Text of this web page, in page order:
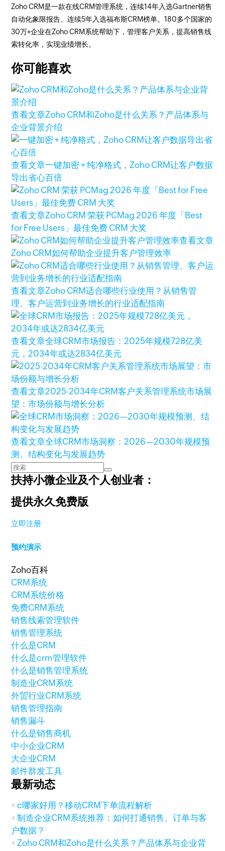
Zoho CRM是一款在线CRM管理系统，连续14年入选Gartner销售
自动化象限报告、连续5年入选福布斯CRM榜单。180多个国家的
30万+企业在Zoho CRM系统帮助下，管理客户关系，提高销售线
索转化率，实现业绩增长。
你可能喜欢
查看文章Zoho CRM和Zoho是什么关系？产品体系与
企业背景介绍
查看文章一键加密 + 纯净格式，Zoho CRM让客户数据
导出省心百倍
查看文章Zoho CRM 荣获 PCMag 2026 年度「Best
for Free Users」最佳免费 CRM 大奖
查看文章
Zoho CRM如何帮助企业提升客户管理效率
查看文章Zoho CRM适合哪些行业使用？从销售管
理、客户运营到业务增长的行业适配指南
查看文章全球CRM市场报告：2025年规模728亿美
元，2034年或达2834亿美元
查看文章2025-2034年CRM客户关系管理系统市场展
望：市场份额与增长分析
查看文章全球CRM市场洞察：2026—2030年规模预
测、结构变化与发展趋势
扶持小微企业及个人创业者：
提供永久免费版
立即注册
预约演示
Zoho百科
CRM系统
CRM系统价格
免费CRM系统
销售线索管理软件
销售管理系统
什么是CRM
什么是crm管理软件
什么是销售管理系统
制造业CRM系统
外贸行业CRM系统
销售管理指南
销售漏斗
什么是销售商机
中小企业CRM
大企业CRM
邮件群发工具
最新动态
c哪家好用？移动CRM下单流程解析
制造企业CRM系统推荐：如何打通销售、订单与客
户数据？
Zoho CRM和Zoho是什么关系？产品体系与企业背